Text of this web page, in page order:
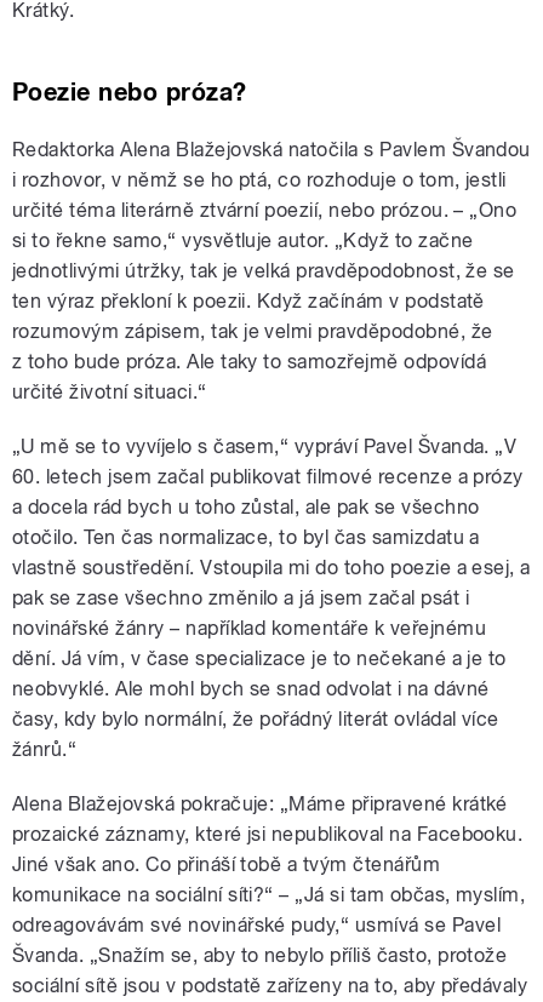
Krátký.
Poezie nebo próza?
Redaktorka Alena Blažejovská natočila s Pavlem Švandou
i rozhovor, v němž se ho ptá, co rozhoduje o tom, jestli
určité téma literárně ztvární poezií, nebo prózou. – „Ono
si to řekne samo,“ vysvětluje autor. „Když to začne
jednotlivými útržky, tak je velká pravděpodobnost, že se
ten výraz překloní k poezii. Když začínám v podstatě
rozumovým zápisem, tak je velmi pravděpodobné, že
z toho bude próza. Ale taky to samozřejmě odpovídá
určité životní situaci.“
„U mě se to vyvíjelo s časem,“ vypráví Pavel Švanda. „V
60. letech jsem začal publikovat filmové recenze a prózy
a docela rád bych u toho zůstal, ale pak se všechno
otočilo. Ten čas normalizace, to byl čas samizdatu a
vlastně soustředění. Vstoupila mi do toho poezie a esej, a
pak se zase všechno změnilo a já jsem začal psát i
novinářské žánry – například komentáře k veřejnému
dění. Já vím, v čase specializace je to nečekané a je to
neobvyklé. Ale mohl bych se snad odvolat i na dávné
časy, kdy bylo normální, že pořádný literát ovládal více
žánrů.“
Alena Blažejovská pokračuje: „Máme připravené krátké
prozaické záznamy, které jsi nepublikoval na Facebooku.
Jiné však ano. Co přináší tobě a tvým čtenářům
komunikace na sociální síti?“ – „Já si tam občas, myslím,
odreagovávám své novinářské pudy,“ usmívá se Pavel
Švanda. „Snažím se, aby to nebylo příliš často, protože
sociální sítě jsou v podstatě zařízeny na to, aby předávaly